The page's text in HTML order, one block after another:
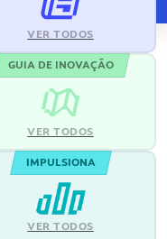
VER TODOS
GUIA DE INOVAÇÃO
VER TODOS
IMPULSIONA
VER TODOS